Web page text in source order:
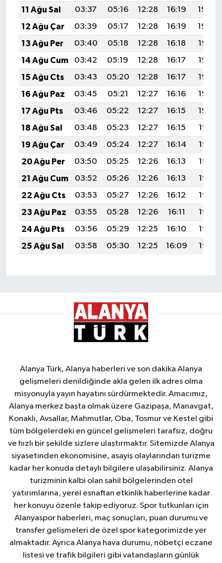
11 Ağu Sal
03:37 05:16 12:28 16:19
19:30
12 Ağu Çar
03:39 05:17 12:28 16:19
19:29
13 Ağu Per
03:40 05:18 12:28 16:18
19:28
14 Ağu Cum
03:42 05:19 12:28 16:17
19:26
15 Ağu Cts
03:43 05:20 12:28 16:17
19:25
16 Ağu Paz
03:45 05:21 12:27 16:16
19:23
17 Ağu Pts
03:46 05:22 12:27 16:15
19:22
18 Ağu Sal
03:48 05:23 12:27 16:15
19:21
19 Ağu Çar
03:49 05:24 12:27 16:14
19:19
20 Ağu Per
03:50 05:25 12:26 16:13
19:18
21 Ağu Cum
03:52 05:26 12:26 16:13
19:16
22 Ağu Cts
03:53 05:27 12:26 16:12
19:15
23 Ağu Paz
03:55 05:28 12:26 16:11
19:13
24 Ağu Pts
03:56 05:29 12:25 16:10
19:12
25 Ağu Sal
03:58 05:30 12:25 16:09 19:10
Alanya Türk, Alanya haberleri ve son dakika Alanya
gelişmeleri denildiğinde akla gelen ilk adres olma
misyonuyla yayın hayatını sürdürmektedir. Amacımız,
Alanya merkez başta olmak üzere Gazipaşa, Manavgat,
Konaklı, Avsallar, Mahmutlar, Oba, Tosmur ve Kestel gibi
tüm bölgelerdeki en güncel gelişmeleri tarafsız, doğru
ve hızlı bir şekilde sizlere ulaştırmaktır. Sitemizde Alanya
siyasetinden ekonomisine, asayiş olaylarından turizme
kadar her konuda detaylı bilgilere ulaşabilirsiniz. Alanya
turizminin kalbi olan sahil bölgelerinden otel
yatırımlarına, yerel esnaftan etkinlik haberlerine kadar
her konuyu özenle takip ediyoruz. Spor tutkunları için
Alanyaspor haberleri, maç sonuçları, puan durumu ve
transfer gelişmeleri de özel spor kategorimizde yer
almaktadır. Ayrıca Alanya hava durumu, nöbetçi eczane
listesi ve trafik bilgileri gibi vatandaşların günlük